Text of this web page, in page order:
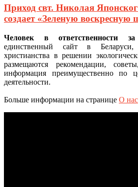
Приход свт. Николая
создает «Зеленую воскресную
Человек в ответственности за
единственный сайт в
христианства в решении
размещаются рекомендации,
информация преимущественно по
деятельности.
Больше информации на странице О нас